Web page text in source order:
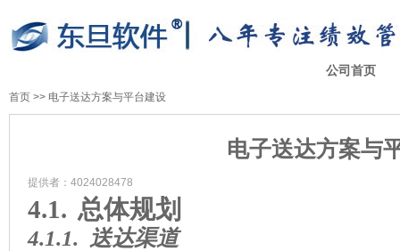
公司首页
首页 >> 电子送达方案与平台建设
电子送达方案与
提供者：4024028478
4.1. 总体规划
4.1.1. 送达渠道